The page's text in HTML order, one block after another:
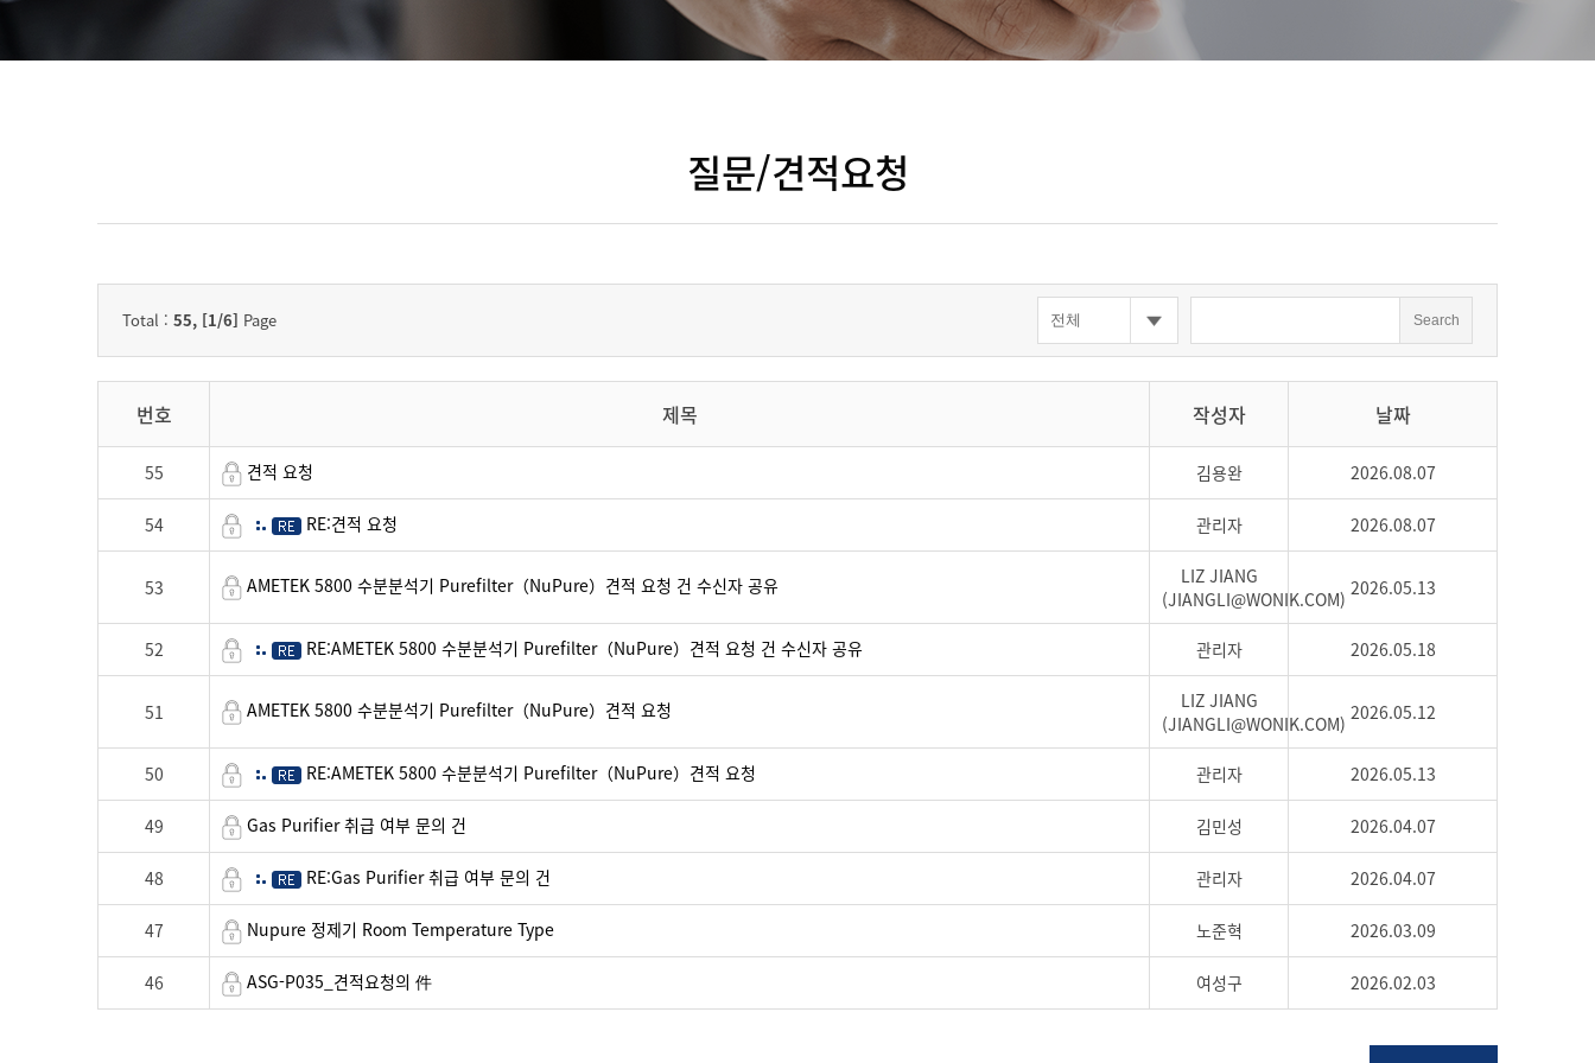
질문/견적요청
Total : 55, [1/6] Page Search
번호 제목 작성자 날짜
55 견적 요청 김용완 2026.08.07
54 RE:견적 요청 관리자 2026.08.07
53 AMETEK 5800 수분분석기 Purefilter（NuPure）견적 요청 건 수신자 공유
LIZ JIANG
(JIANGLI@WONIK.COM) 2026.05.13
52 RE:AMETEK 5800 수분분석기 Purefilter（NuPure）견적 요청 건 수신자 공유 관리자 2026.05.18
51 AMETEK 5800 수분분석기 Purefilter（NuPure）견적 요청
LIZ JIANG
(JIANGLI@WONIK.COM) 2026.05.12
50 RE:AMETEK 5800 수분분석기 Purefilter（NuPure）견적 요청 관리자 2026.05.13
49 Gas Purifier 취급 여부 문의 건 김민성 2026.04.07
48 RE:Gas Purifier 취급 여부 문의 건 관리자 2026.04.07
47 Nupure 정제기 Room Temperature Type 노준혁 2026.03.09
46 ASG-P035_견적요청의 件 여성구 2026.02.03